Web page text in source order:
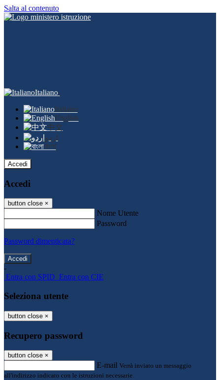
Salta al contenuto
Italiano
Italiano
English
中文
اردو
বাংলা
Accedi
Accedi
button close ×
Nome Utente
Password
Password dimenticata?
-
Entra con SPID Entra con CIE
Seleziona utente
button close ×
Recupero password
button close ×
E-mail Verrà inviato un messaggio
all'indirizzo indicato con le istruzioni necessarie.